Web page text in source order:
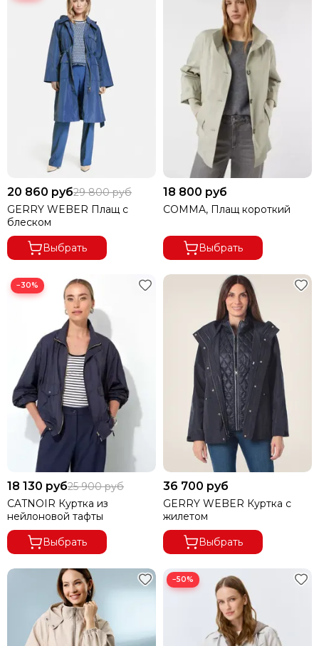
20 860 руб29 800 руб
GERRY WEBER Плащ с
блеском
Выбрать
18 800 руб
COMMA, Плащ короткий
Выбрать
−30%
18 130 руб25 900 руб
CATNOIR Куртка из
нейлоновой тафты
Выбрать
36 700 руб
GERRY WEBER Куртка с
жилетом
Выбрать
−50%